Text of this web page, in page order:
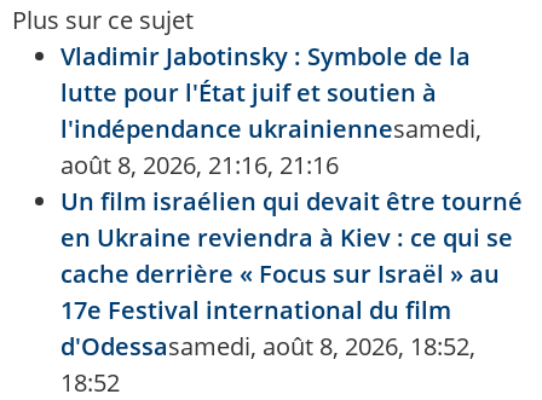
Plus sur ce sujet
Vladimir Jabotinsky : Symbole de la
lutte pour l'État juif et soutien à
l'indépendance ukrainiennesamedi,
août 8, 2026, 21:16, 21:16
Un film israélien qui devait être tourné
en Ukraine reviendra à Kiev : ce qui se
cache derrière « Focus sur Israël » au
17e Festival international du film
d'Odessasamedi, août 8, 2026, 18:52,
18:52